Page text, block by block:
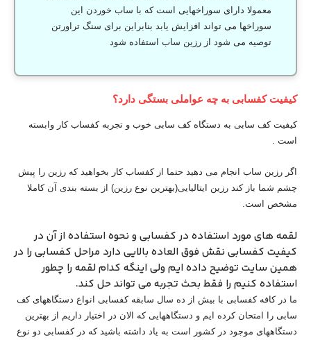
معمولا دارای سوراخهایی است که با ساب خوردن این
سوراخها می تواند افزایش یابد بنابراین برای سنگ تراورتن
توصیه می شود از رزین ساب استفاده شود
کیفیت کفسابی به چه عواملی بستگی دارد؟
کیفیت کف سابی به دستگاه کف سابی خوب و تجربه کفساب کار وابسته
است .
اگر رزین ساب انجام می دهید حتما از کفساب کار بخواهید که رزین را پیش
چشم شما باز کند رزین ایتالیایی(بهترین نوع رزین) از بسته بندی آن کاملا
مشخص است.
لقمه های مورد استفاده در کفسابی و نحوه استفاده از آن در
کیفیت کفسابی نقش فوق العاده بالایی دارد مراحل کفسابی را در
همین سایت توضیح داده ایم ولی اینگه کدام لقمه را چطور
استفاده کنیم را فقط بحث تجربه می تواند حل کند.
ما در کافه کفسابی با بیش از ده سال سابقه کفسابی انواع دستگاههای کف
سابی را امتحان کرده ایم و دستگاههایی که الان در اختیار داریم از بهترین
دستگاههای موجود در کشور است به یاد داشته باشید که در کفسابی دو نوع